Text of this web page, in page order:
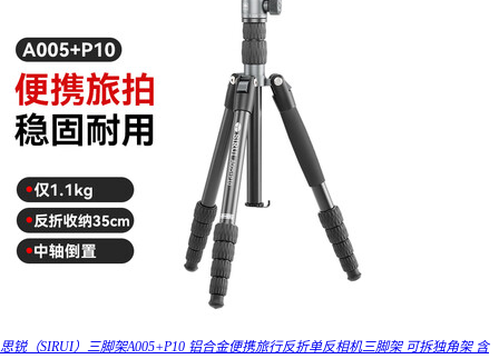
思锐（SIRUI）三脚架A005+P10 铝合金便携旅行反折单反相机三脚架 可拆独角架 含